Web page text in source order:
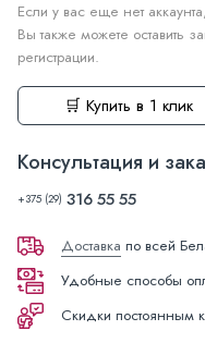
Если у вас еще нет
Вы также можете оставить
регистрации.
🛒 Купить в 1 клик
Консультация и
+375 (29) 316 55 55
Доставка по всей
Удобные способы
Скидки постоянным